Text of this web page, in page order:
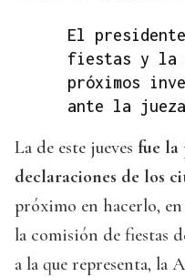
El
fiestas y la
próximos
ante la jueza
La de este jueves fue la
declaraciones de los
próximo en hacerlo,
la comisión de fiestas
a la que representa, la